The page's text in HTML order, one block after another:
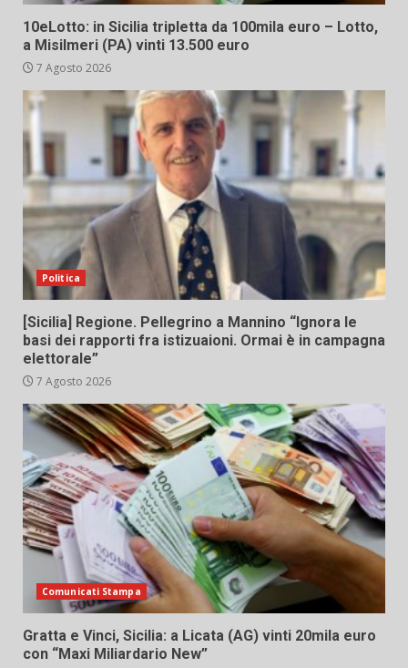
10eLotto: in Sicilia tripletta da 100mila euro – Lotto,
a Misilmeri (PA) vinti 13.500 euro
7 Agosto 2026
Politica
[Sicilia] Regione. Pellegrino a Mannino “Ignora le
basi dei rapporti fra istizuaioni. Ormai è in campagna
elettorale”
7 Agosto 2026
Comunicati Stampa
Gratta e Vinci, Sicilia: a Licata (AG) vinti 20mila euro
con “Maxi Miliardario New”